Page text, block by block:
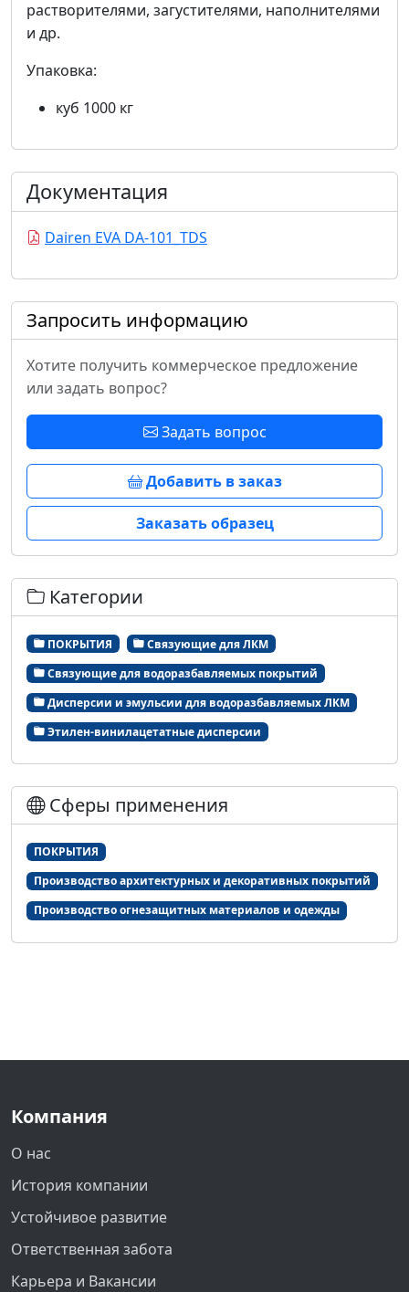
растворителями, загустителями, наполнителями
и др.
Упаковка:
куб 1000 кг
Документация
Dairen EVA DA-101_TDS
Запросить информацию
Хотите получить коммерческое предложение
или задать вопрос?
Задать вопрос
Добавить в заказ
Заказать образец
Категории
ПОКРЫТИЯ
Связующие для ЛКМ
Связующие для водоразбавляемых покрытий
Дисперсии и эмульсии для водоразбавляемых ЛКМ
Этилен-винилацетатные дисперсии
Сферы применения
ПОКРЫТИЯ
Производство архитектурных и декоративных покрытий
Производство огнезащитных материалов и одежды
Компания
О нас
История компании
Устойчивое развитие
Ответственная забота
Карьера и Вакансии